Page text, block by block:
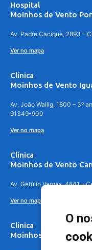
O
Hospital
Moinhos de Vento
Av. Padre Cacique, 2893 –
Ver no mapa
Clínica
Moinhos de Vento
Av. João Wallig, 1800 – 3º
91349-900
Ver no mapa
Clínica
Moinhos de Vento
Av. Getúlio Vargas, 4841 –
Ver no mapa
Clínica
Moinhos de Vento -